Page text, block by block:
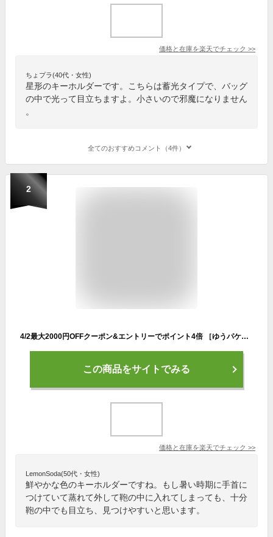
価格と在庫を楽天でチェック >>
ちょプラ(40代・女性)
星形のキーホルダーです。こちらは蓄光タイプで、バッグ
の中で光って目立ちますよ。小さいので邪魔になりません
。
全てのおすすめコメント（4件）
2
4/2最大2000円OFFクーポン&エントリーでポイント4倍 ［ゆうパケット］ブレスレットキーホルダー KW-84 ロッカーの鍵（ロッカーキー）を手首や腕につけてなくさない伸びるキーホルダー ウォーキングにもよく家の鍵や自転車の鍵をなくす子供（子ども こども）の手首や腕に
この商品をサイトでみる
価格と在庫を楽天でチェック >>
LemonSoda(50代・女性)
鮮やかな色のキーホルダーですね。もし暑い時期に手首に
つけていて蒸れて外して鞄の中に入れてしまっても、十分
鞄の中でも目立ち、見つけやすいと思います。